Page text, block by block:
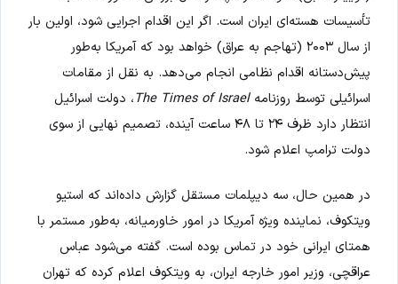
تأسیسات هسته‌ای ایران است. اگر این اقدام اجرایی شود، اولین بار
از سال ۲۰۰۳ (تهاجم به عراق) خواهد بود که آمریکا به‌طور
پیش‌دستانه اقدام نظامی انجام می‌دهد. به نقل از مقامات
اسرائیلی توسط روزنامهThe Times of Israel، دولت اسرائیل
انتظار دارد ظرف ۲۴ تا ۴۸ ساعت آینده، تصمیم نهایی از سوی
دولت ترامپ اعلام شود.
در همین حال، سه دیپلمات مستقل گزارش داده‌اند که استیو
ویتکوف، نماینده ویژه آمریکا در امور خاورمیانه، به‌طور مستمر با
همتای ایرانی خود در تماس بوده است. گفته می‌شود عباس
عراقچی، وزیر امور خارجه ایران، به ویتکوف اعلام کرده که تهران